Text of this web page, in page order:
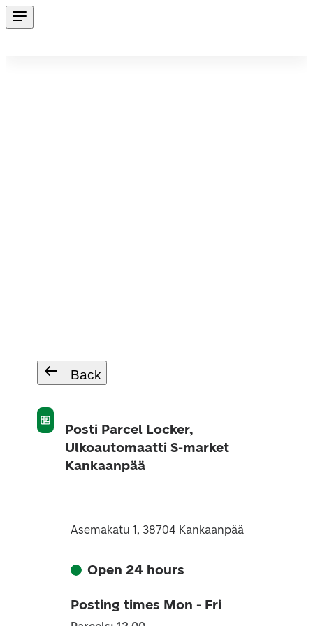
Back
Posti Parcel Locker,
Ulkoautomaatti S-market
Kankaanpää
Asemakatu 1, 38704 Kankaanpää
Open 24 hours
Posting times Mon - Fri